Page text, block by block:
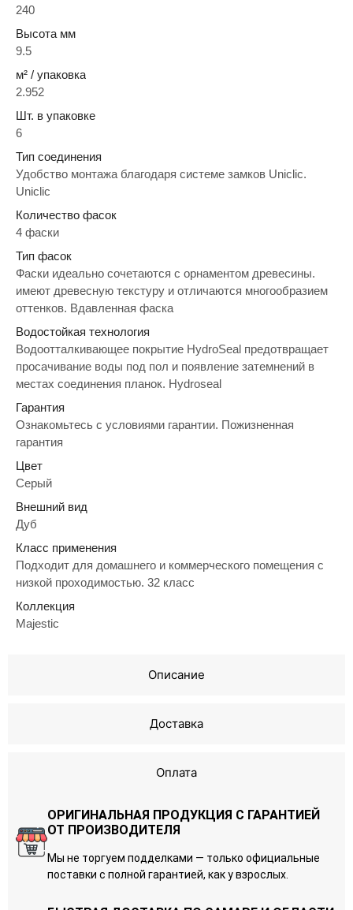
Описание
Доставка
Оплата
240
Высота мм
9.5
м² / упаковка
2.952
Шт. в упаковке
6
Тип соединения
Удобство монтажа благодаря системе замков Uniclic.
Uniclic
Количество фасок
4 фаски
Тип фасок
Фаски идеально сочетаются с орнаментом древесины.
имеют древесную текстуру и отличаются многообразием
оттенков. Вдавленная фаска
Водостойкая технология
Водоотталкивающее покрытие HydroSeal предотвращает
просачивание воды под пол и появление затемнений в
местах соединения планок. Hydroseal
Гарантия
Ознакомьтесь с условиями гарантии. Пожизненная
гарантия
Цвет
Серый
Внешний вид
Дуб
Класс применения
Подходит для домашнего и коммерческого помещения с
низкой проходимостью. 32 класс
Коллекция
Majestic
ОРИГИНАЛЬНАЯ ПРОДУКЦИЯ С ГАРАНТИЕЙ
ОТ ПРОИЗВОДИТЕЛЯ
Мы не торгуем подделками — только официальные
поставки с полной гарантией, как у взрослых.